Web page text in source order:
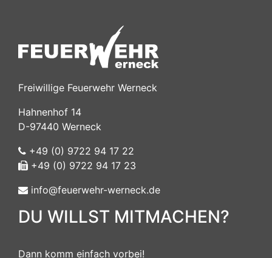
Freiwillige Feuerwehr Werneck
Hahnenhof 14
D-97440 Werneck
+49 (0) 9722 94 17 22
+49 (0) 9722 94 17 23
info@feuerwehr-werneck.de
DU WILLST MITMACHEN?
Dann komm einfach vorbei!